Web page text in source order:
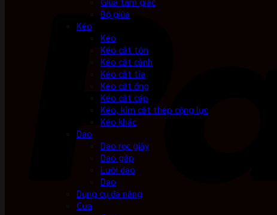
Bộ giũa
Kéo
Kéo
Kéo cắt tôn
Kéo cắt cành
Kéo cắt tỉa
Kéo cắt ống
Kéo cắt cáp
Kéo, kìm cắt thép cộng lực
Kéo khác
Dao
Dao rọc giấy
Dao gấp
Lưỡi dao
Dao
Dụng cụ đa năng
Cưa